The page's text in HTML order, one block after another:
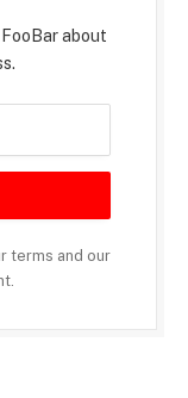
about
terms and our